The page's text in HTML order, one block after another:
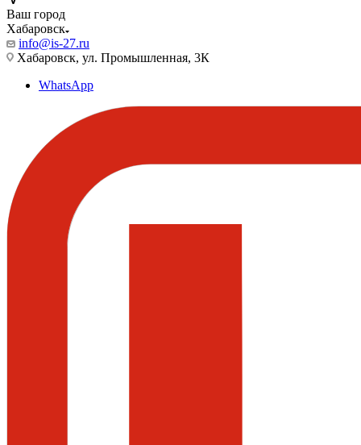
Ваш город
Хабаровск
info@is-27.ru
Хабаровск, ул. Промышленная, 3К
WhatsApp